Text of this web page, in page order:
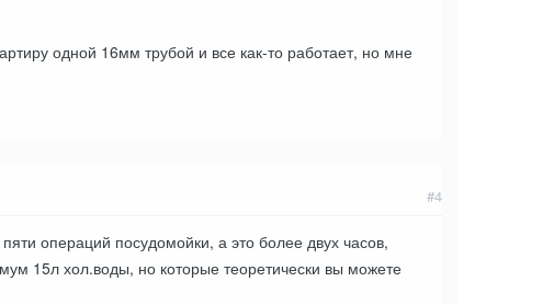
одной 16мм трубой и все как-то работает, но мне
#4
операций посудомойки, а это более двух часов,
15л хол.воды, но которые теоретически вы можете